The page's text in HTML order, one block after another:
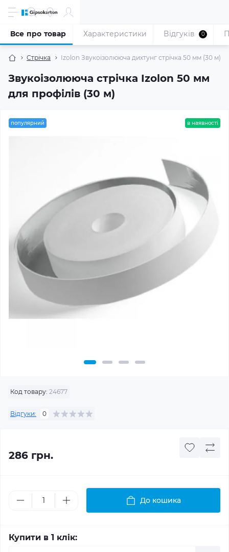
Стрічка Izolon Звукоізолююча дихтунг стрічка 50 мм (30 м)
Звукоізолююча стрічка Izolon 50 мм
для профілів (30 м)
Все про товар Характеристики Відгуків 0
популярний в наявності
Код товару: 24677
Відгуки: 0
286 грн.
До кошика
Купити в 1 клік: